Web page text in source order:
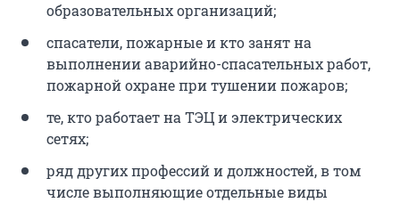
образовательных организаций;
спасатели, пожарные и кто занят на
выполнении аварийно-спасательных работ,
пожарной охране при тушении пожаров;
те, кто работает на ТЭЦ и электрических
сетях;
ряд других профессий и должностей, в том
числе выполняющие отдельные виды